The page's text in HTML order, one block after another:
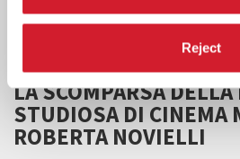
Reject
21 LUGLIO 2026
LA SCOMPARSA
STUDIOSA DI CINEMA
ROBERTA NOVIELLI